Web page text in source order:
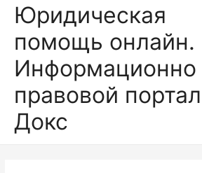
Юридическая
помощь онлайн.
Информационно
правовой
Докс